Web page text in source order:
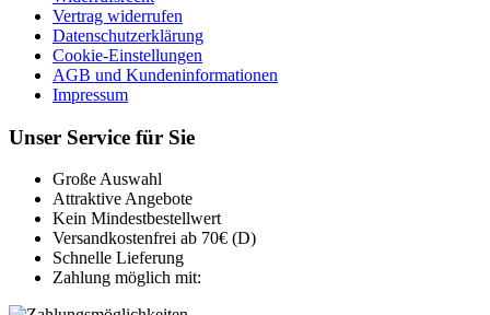
Vertrag widerrufen
Datenschutzerklärung
Cookie-Einstellungen
AGB und Kundeninformationen
Impressum
Unser Service für Sie
Große Auswahl
Attraktive Angebote
Kein Mindestbestellwert
Versandkostenfrei ab 70€ (D)
Schnelle Lieferung
Zahlung möglich mit: